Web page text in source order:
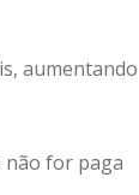
aumentando
não for paga